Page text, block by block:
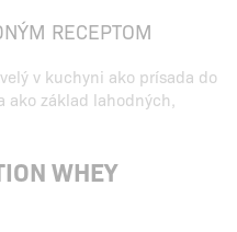
RECEPTOM
v kuchyni ako prísada do
ako základ lahodných,
WHEY